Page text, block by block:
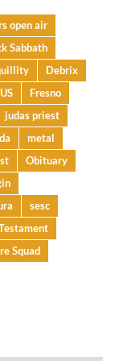
open air
Sabbath
Debrix
Fresno
judas priest
metal
Obituary
sesc
Squad